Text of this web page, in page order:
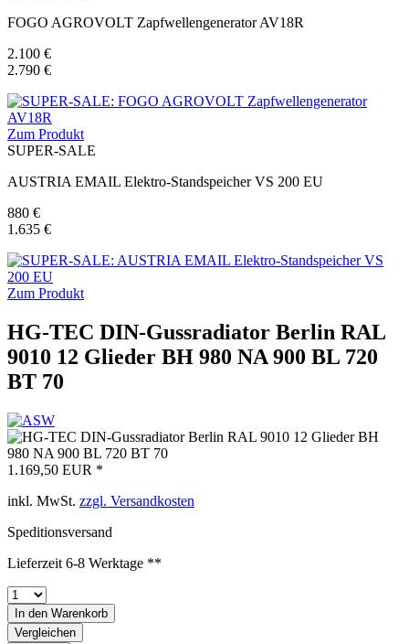
FOGO AGROVOLT Zapfwellengenerator AV18R
2.100 €
2.790 €
Zum Produkt
SUPER-SALE
AUSTRIA EMAIL Elektro-Standspeicher VS 200 EU
880 €
1.635 €
Zum Produkt
HG-TEC DIN-Gussradiator Berlin RAL
9010 12 Glieder BH 980 NA 900 BL 720
BT 70
1.169,50 EUR *
inkl. MwSt. zzgl. Versandkosten
Speditionsversand
Lieferzeit 6-8 Werktage **
In den Warenkorb
Vergleichen